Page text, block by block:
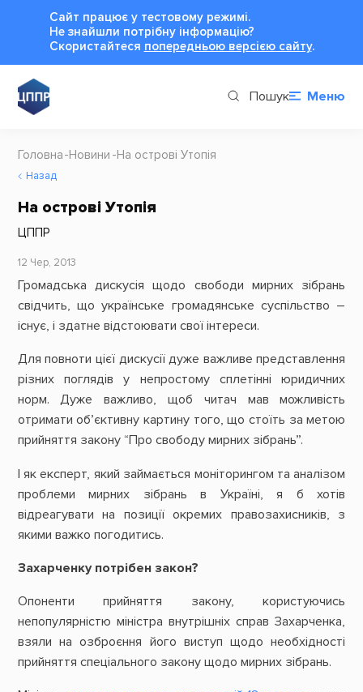
Сайт працює у тестовому режимі.
Не знайшли потрібну інформацію?
Cкористайтеся попередньою версією сайту.
Пошук Меню
Головна Новини На острові Утопія
Назад
На острові Утопія
ЦППР
12 Чер, 2013
Громадська дискусія щодо свободи мирних зібрань
свідчить, що українське громадянське суспільство –
існує, і здатне відстоювати свої інтереси.
Для повноти цієї дискусії дуже важливе представлення
різних поглядів у непростому сплетінні юридичних
норм. Дуже важливо, щоб читач мав можливість
отримати об’єктивну картину того, що стоїть за метою
прийняття закону “Про свободу мирних зібрань”.
І як експерт, який займається моніторингом та аналізом
проблеми мирних зібрань в Україні, я б хотів
відреагувати на позиції окремих правозахисників, з
якими важко погодитись.
Захарченку потрібен закон?
Опоненти прийняття закону, користуючись
непопулярністю міністра внутрішніх справ Захарченка,
взяли на озброєння його виступ щодо необхідності
прийняття спеціального закону щодо мирних зібрань.